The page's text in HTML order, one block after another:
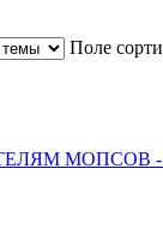
Поле
МОПСОВ